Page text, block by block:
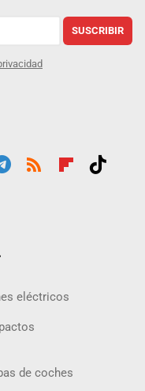
SUSCRIBIR
eléctricos
de coches